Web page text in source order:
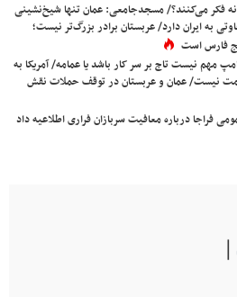
فکر می‌کنند؟/ مسجدجامعی: عمان تنها شیخ‌نشینی
به ایران دارد/ عربستان برادر بزرگ‌تر نیست؛
فارس است
مهم نیست تاج بر سر کار باشد یا عمامه/ آمریکا به
نیست/ عمان و عربستان در توقف حملات نقش
فراجا درباره معافیت سربازان فراری اطلاعیه داد